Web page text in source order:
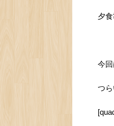
夕
今
つ